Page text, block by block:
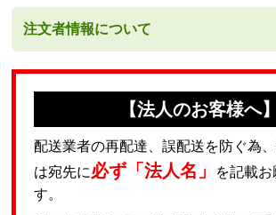
注文者情報について
【法人のお客様へ】
配送業者の再配達、誤配送を防ぐ為
は宛先に必ず「法人名」
を記載お
す。